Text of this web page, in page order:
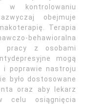
w kontrolowaniu
obejmuje
Terapia
behawioralna
pracy z osobami
mogą
i poprawie nastroju
było dostosowane
oraz aby lekarz
celu osiągnięcia